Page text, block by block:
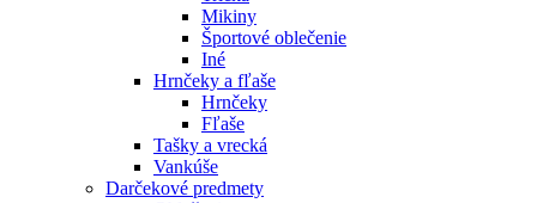
Mikiny
Športové oblečenie
Iné
Hrnčeky a fľaše
Hrnčeky
Fľaše
Tašky a vrecká
Vankúše
Darčekové predmety